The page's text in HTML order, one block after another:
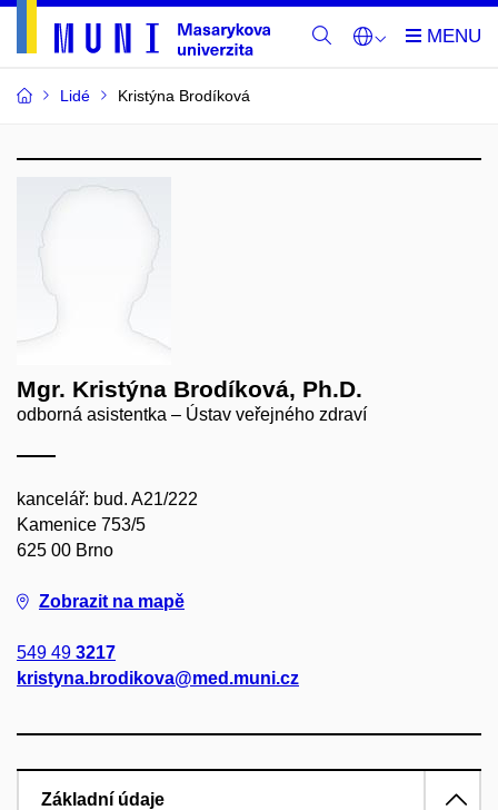
Lidé Kristýna Brodíková
Mgr. Kristýna Brodíková, Ph.D.
odborná asistentka – Ústav veřejného zdraví
kancelář: bud. A21/222
Kamenice 753/5
625 00 Brno
Zobrazit na mapě
549 49 3217
kristyna.brodikova@med.muni.cz
Základní údaje